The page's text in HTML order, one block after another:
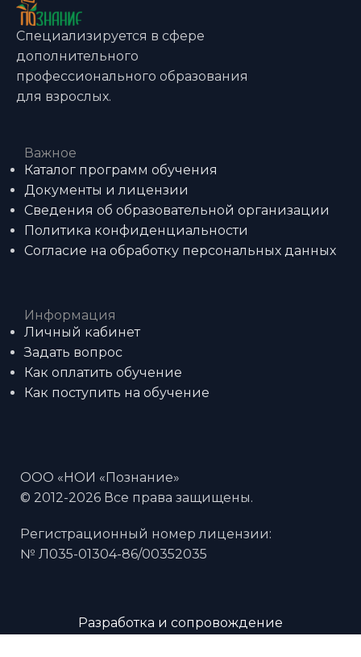
Специализируется в сфере
дополнительного
профессионального образования
для взрослых.
Важное
Каталог программ обучения
Документы и лицензии
Сведения об образовательной организации
Политика конфиденциальности
Согласие на обработку персональных данных
Информация
Личный кабинет
Задать вопрос
Как оплатить обучение
Как поступить на обучение
ООО «НОИ «Познание»
© 2012-2026 Все права защищены.
Регистрационный номер лицензии:
№ Л035-01304-86/00352035
Разработка и сопровождение